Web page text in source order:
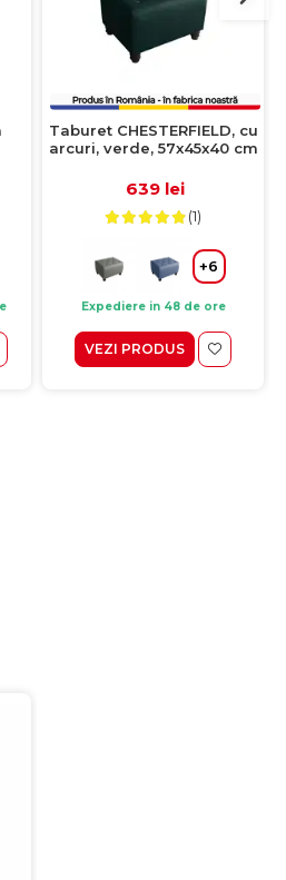
Taburet CHESTERFIELD, cu
arcuri, verde, 57x45x40 cm
639 lei
(1)
+6
Expediere in 48 de ore
VEZI PRODUS